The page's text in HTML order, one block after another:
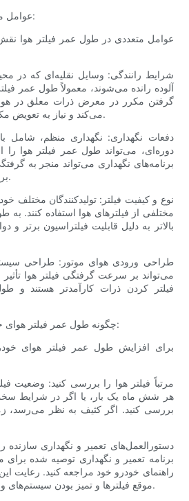
عوامل مؤثر بر طول عمر فیلتر هوا:
عوامل متعددی در طول عمر فیلتر هوا نقش
آلوده رانده می‌شوند، معمولاً طول عمر
گرفتن مکرر در معرض ذرات معلق در
می‌کند و نیاز به تعویض مکرر آن را ضروری می‌سازد.
دوره‌ای، می‌تواند طول عمر فیلتر هوا را
برنامه‌های نگهداری می‌تواند منجر به
بر عملکرد موتور تأثیر بگذارد.
مختلفی از فیلترهای هوا استفاده کنند. به
بالاتر به دلیل قابلیت فیلتراسیون برتر و
می‌تواند بر سرعت گرفتگی فیلتر هوا
فیلتر کردن ذرات کارآمدتر هستند و
چگونه طول عمر فیلتر هوای خودرو خود را افزایش دهیم:
برای افزایش طول عمر فیلتر هوای
هر شش ماه یک بار، یا اگر در شرایط سخت
بررسی کنید. اگر کثیف به نظر می‌رسد،
برنامه تعمیر و نگهداری توصیه شده
راهنمای خودرو خود مراجعه کنید. رعایت
موقع فیلترها و تمیز بودن سیستم‌های ورودی هوا را تضمین می‌کند.